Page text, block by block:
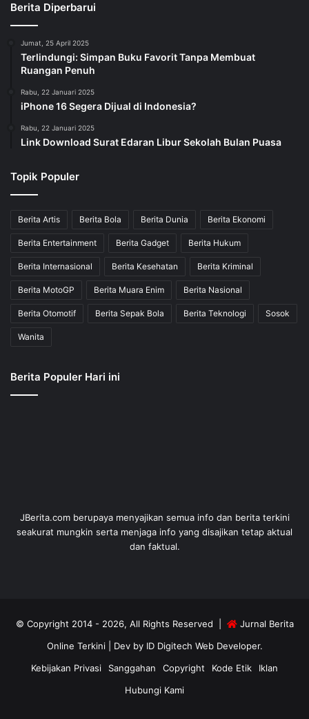
Berita Diperbarui
Jumat, 25 April 2025
Terlindungi: Simpan Buku Favorit Tanpa Membuat
Ruangan Penuh
Rabu, 22 Januari 2025
iPhone 16 Segera Dijual di Indonesia?
Rabu, 22 Januari 2025
Link Download Surat Edaran Libur Sekolah Bulan Puasa
Topik Populer
Berita Artis Berita Bola Berita Dunia Berita Ekonomi
Berita Entertainment Berita Gadget Berita Hukum
Berita Internasional Berita Kesehatan Berita Kriminal
Berita MotoGP Berita Muara Enim Berita Nasional
Berita Otomotif Berita Sepak Bola Berita Teknologi Sosok
Wanita
Berita Populer Hari ini
JBerita.com berupaya menyajikan semua info dan berita terkini
seakurat mungkin serta menjaga info yang disajikan tetap aktual
dan faktual.
© Copyright 2014 - 2026, All Rights Reserved |
Jurnal Berita
Online Terkini| Dev by ID Digitech Web Developer.
Kebijakan Privasi
Sanggahan Copyright Kode Etik
Iklan
Hubungi Kami